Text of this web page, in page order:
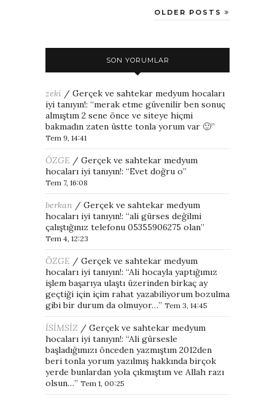
OLDER POSTS
SON YORUMLAR
zeki / Gerçek ve sahtekar medyum hocaları
iyi tanıyın!: “merak etme güvenilir ben sonuç
almıştım 2 sene önce ve siteye hiçmi
bakmadın zaten üstte tonla yorum var 🙂”
Tem 9, 14:41
ÖZGE / Gerçek ve sahtekar medyum
hocaları iyi tanıyın!: “Evet doğru o”
Tem 7, 16:08
berkan / Gerçek ve sahtekar medyum
hocaları iyi tanıyın!: “ali gürses değilmi
çalıştığınız telefonu 05355906275 olan”
Tem 4, 12:23
ÖZGE / Gerçek ve sahtekar medyum
hocaları iyi tanıyın!: “Ali hocayla yaptığımız
işlem başarıya ulaştı üzerinden birkaç ay
geçtiği için içim rahat yazabiliyorum bozulma
gibi bir durum da olmuyor…” Tem 3, 14:45
İSİMSİZ / Gerçek ve sahtekar medyum
hocaları iyi tanıyın!: “Ali gürsesle
başladığımızı önceden yazmıştım 2012den
beri tonla yorum yazılmış hakkında birçok
yerde bunlardan yola çıkmıştım ve Allah razı
olsun…” Tem 1, 00:25